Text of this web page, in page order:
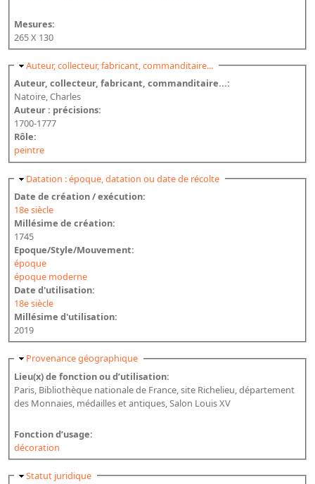
Mesures:
265 X 130
Masquer
Auteur, collecteur, fabricant, commanditaire...
Auteur, collecteur, fabricant, commanditaire...:
Natoire, Charles
Auteur : précisions:
1700-1777
Rôle:
peintre
Masquer
Datation : époque, datation ou date de récolte
Date de création / exécution:
18e siècle
Millésime de création:
1745
Epoque/Style/Mouvement:
époque
époque moderne
Date d'utilisation:
18e siècle
Millésime d'utilisation:
2019
Masquer
Provenance géographique
Lieu(x) de fonction ou d’utilisation:
Paris, Bibliothèque nationale de France, site Richelieu, département
des Monnaies, médailles et antiques, Salon Louis XV
Fonction d’usage:
décoration
Masquer
Statut juridique